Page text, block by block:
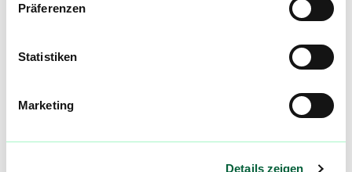
Präferenzen
Statistiken
Marketing
Details zeigen